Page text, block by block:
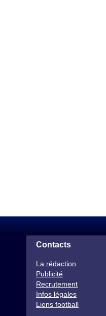
Contacts
La rédaction
Publicité
Recrutement
Infos légales
Liens football